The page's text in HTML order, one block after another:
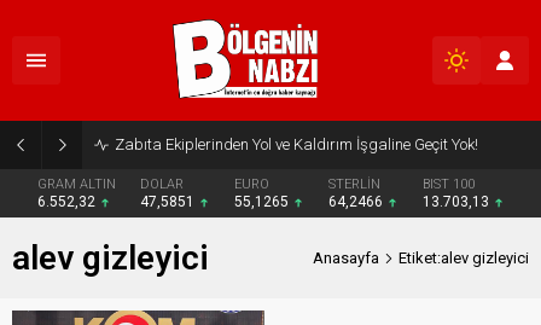
Zabıta Ekiplerinden Yol ve Kaldırım İşgaline Geçit Yok!
GRAM ALTIN
6.552,32
DOLAR
47,5851
EURO
55,1265
STERLİN
64,2466
BIST 100
13.703,13
alev gizleyici Anasayfa Etiket:alev gizleyici